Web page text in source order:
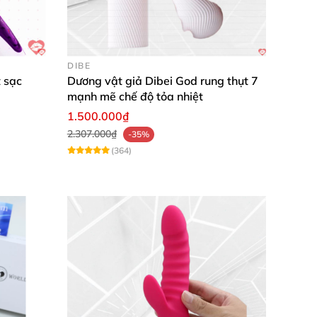
Cảm giác êm ru, khoái lạc kéo dài, tiện lợi
không hết pin. Thiết kế linh hoạt ôm sát
Đức bền bỉ. Đừng chần chừ,
sạc
DIBE
Dương vật giả Dibei God rung thụt 7
mạnh mẽ chế độ tỏa nhiệt
1.500.000₫
2.307.000₫
-35%
(364)